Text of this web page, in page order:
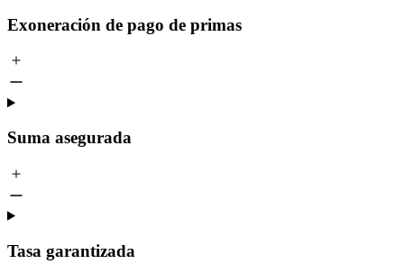
Exoneración de pago de primas
Suma asegurada
Tasa garantizada